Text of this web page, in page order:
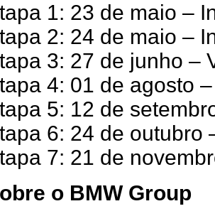
1: 23 de maio –
2: 24 de maio –
3: 27 de junho –
4: 01 de agosto
5: 12 de
6: 24 de outubro
7: 21 de
o BMW Group